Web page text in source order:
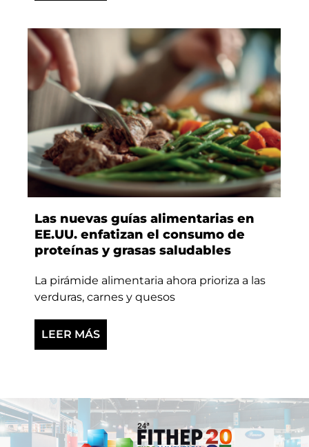
Las nuevas guías alimentarias en
EE.UU. enfatizan el consumo de
proteínas y grasas saludables
La pirámide alimentaria ahora prioriza a las
verduras, carnes y quesos
LEER MÁS